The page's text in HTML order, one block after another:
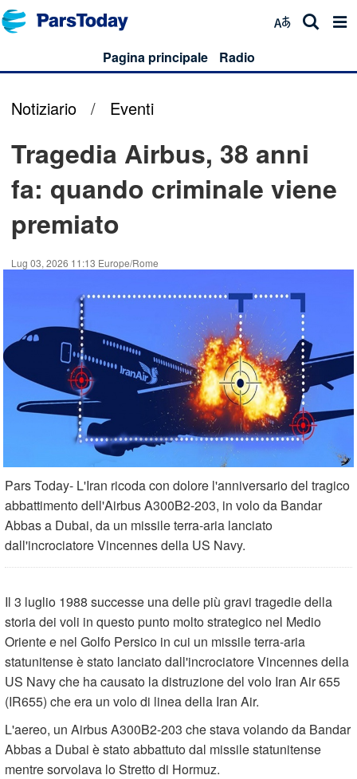
Pagina principale Radio
Notiziario / Eventi
Tragedia Airbus, 38 anni
fa: quando criminale viene
premiato
Lug 03, 2026 11:13 Europe/Rome
Pars Today- L'Iran ricoda con dolore l'anniversario del tragico
abbattimento dell'Airbus A300B2-203, in volo da Bandar
Abbas a Dubai, da un missile terra-aria lanciato
dall'incrociatore Vincennes della US Navy.
Il 3 luglio 1988 successe una delle più gravi tragedie della
storia dei voli in questo punto molto strategico nel Medio
Oriente e nel Golfo Persico in cui un missile terra-aria
statunitense è stato lanciato dall'incrociatore Vincennes della
US Navy che ha causato la distruzione del volo Iran Air 655
(IR655) che era un volo di linea della Iran Air.
L'aereo, un Airbus A300B2-203 che stava volando da Bandar
Abbas a Dubai è stato abbattuto dal missile statunitense
mentre sorvolava lo Stretto di Hormuz.